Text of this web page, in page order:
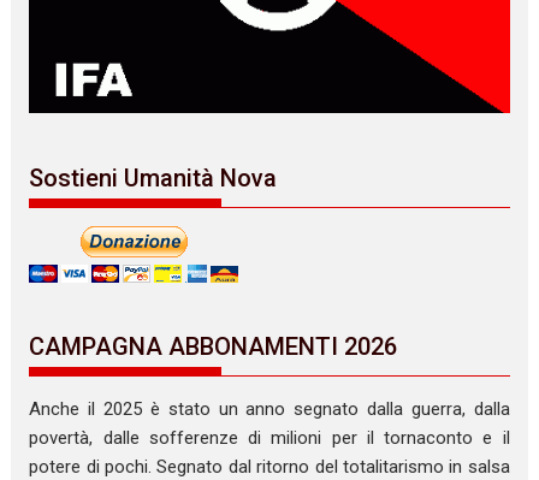
Sostieni Umanità Nova
CAMPAGNA ABBONAMENTI 2026
Anche il 2025 è stato un anno segnato dalla guerra, dalla
povertà, dalle sofferenze di milioni per il tornaconto e il
potere di pochi. Segnato dal ritorno del totalitarismo in salsa